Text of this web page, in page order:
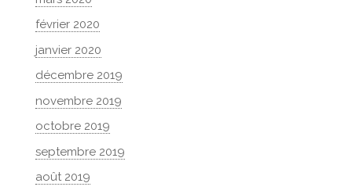
février 2020
janvier 2020
décembre 2019
novembre 2019
octobre 2019
septembre 2019
août 2019